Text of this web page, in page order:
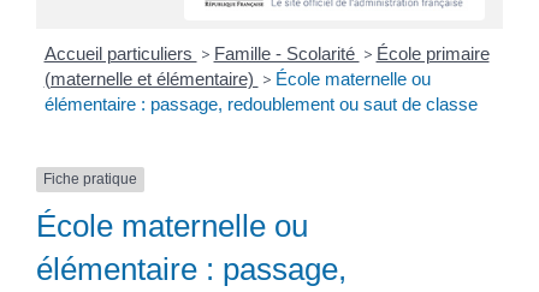
Accueil particuliers > Famille - Scolarité > École primaire
(maternelle et élémentaire) > École maternelle ou
élémentaire : passage, redoublement ou saut de classe
Fiche pratique
École maternelle ou
élémentaire : passage,